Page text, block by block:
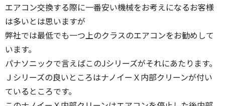
エアコン交換する際に一番安い機械をお考えになるお客様
は多いとは思いますが
弊社では最低でも一つ上のクラスのエアコンをお勧めして
います。
パナソニックで言えばこのJシリーズがそれにあたります。
Ｊシリーズの良いところはナノイーＸ内部クリーンが付い
ているところです。